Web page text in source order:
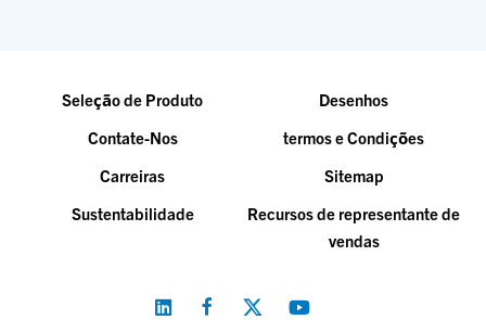
Seleção de Produto
Desenhos
Contate-Nos
termos e Condições
Carreiras
Sitemap
Sustentabilidade
Recursos de representante de
vendas